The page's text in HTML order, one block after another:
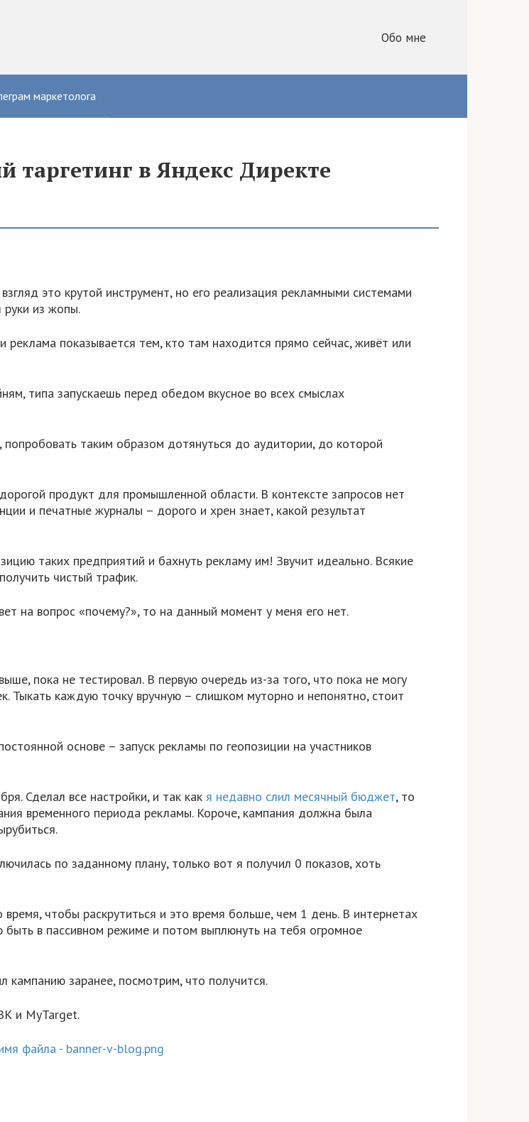
Обо мне
маркетолога
таргетинг в Яндекс Директе
это крутой инструмент, но его реализация рекламными системами
руки из жопы.
показывается тем, кто там находится прямо сейчас, живёт или
типа запускаешь перед обедом вкусное во всех смыслах
таким образом дотянуться до аудитории, до которой
продукт для промышленной области. В контексте запросов нет
и печатные журналы – дорого и хрен знает, какой результат
таких предприятий и бахнуть рекламу им! Звучит идеально. Всякие
чистый трафик.
на вопрос «почему?», то на данный момент у меня его нет.
пока не тестировал. В первую очередь из-за того, что пока не могу
Тыкать каждую точку вручную – слишком муторно и непонятно, стоит
основе – запуск рекламы по геопозиции на участников
Сделал все настройки, и так как я недавно слил месячный бюджет, то
временного периода рекламы. Короче, кампания должна была
по заданному плану, только вот я получил 0 показов, хоть
чтобы раскрутиться и это время больше, чем 1 день. В интернетах
в пассивном режиме и потом выплюнуть на тебя огромное
кампанию заранее, посмотрим, что получится.
и MyTarget.